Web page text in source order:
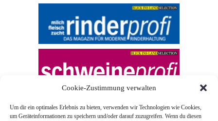
Cookie-Zustimmung verwalten
Um dir ein optimales Erlebnis zu bieten, verwenden wir Technologien wie Cookies,
um Geräteinformationen zu speichern und/oder darauf zuzugreifen. Wenn du diesen